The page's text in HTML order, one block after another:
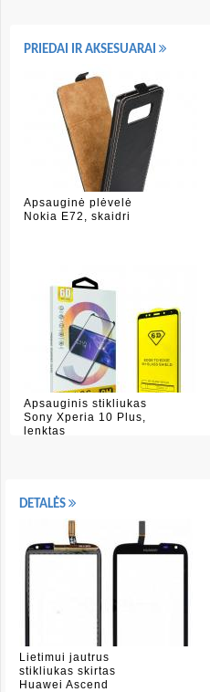
PRIEDAI IR AKSESUARAI
Apsauginė plėvelė
Nokia E72, skaidri
Apsauginis stikliukas
Sony Xperia 10 Plus,
lenktas
DETALĖS
Lietimui jautrus
stikliukas skirtas
Huawei Ascend